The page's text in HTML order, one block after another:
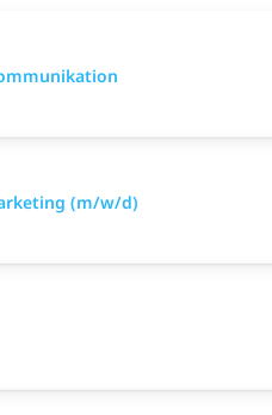
(m/w/d)